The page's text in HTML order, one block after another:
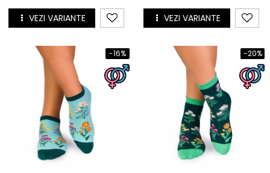
VEZI VARIANTE VEZI VARIANTE
-16% -20%